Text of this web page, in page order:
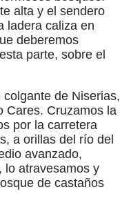
alta y el sendero
ladera caliza en
deberemos
parte, sobre el
de Niserias,
Cares. Cruzamos la
por la carretera
a orillas del río del
avanzado,
lo atravesamos y
de castaños